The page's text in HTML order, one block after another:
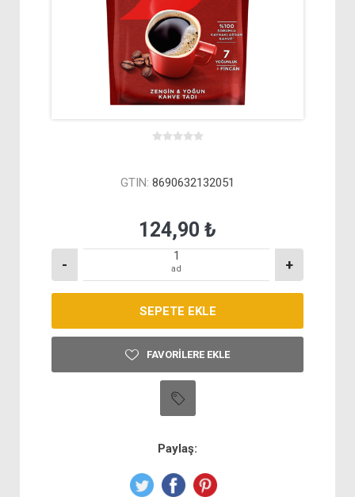
GTIN: 8690632132051
124,90 ₺
- ad +
FAVORILERE EKLE
Paylaş: